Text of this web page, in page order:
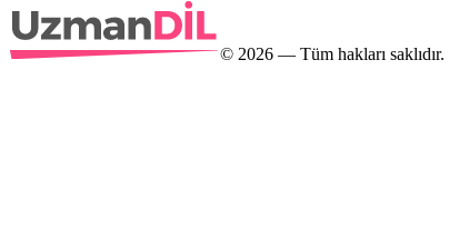
© 2026 — Tüm hakları saklıdır.